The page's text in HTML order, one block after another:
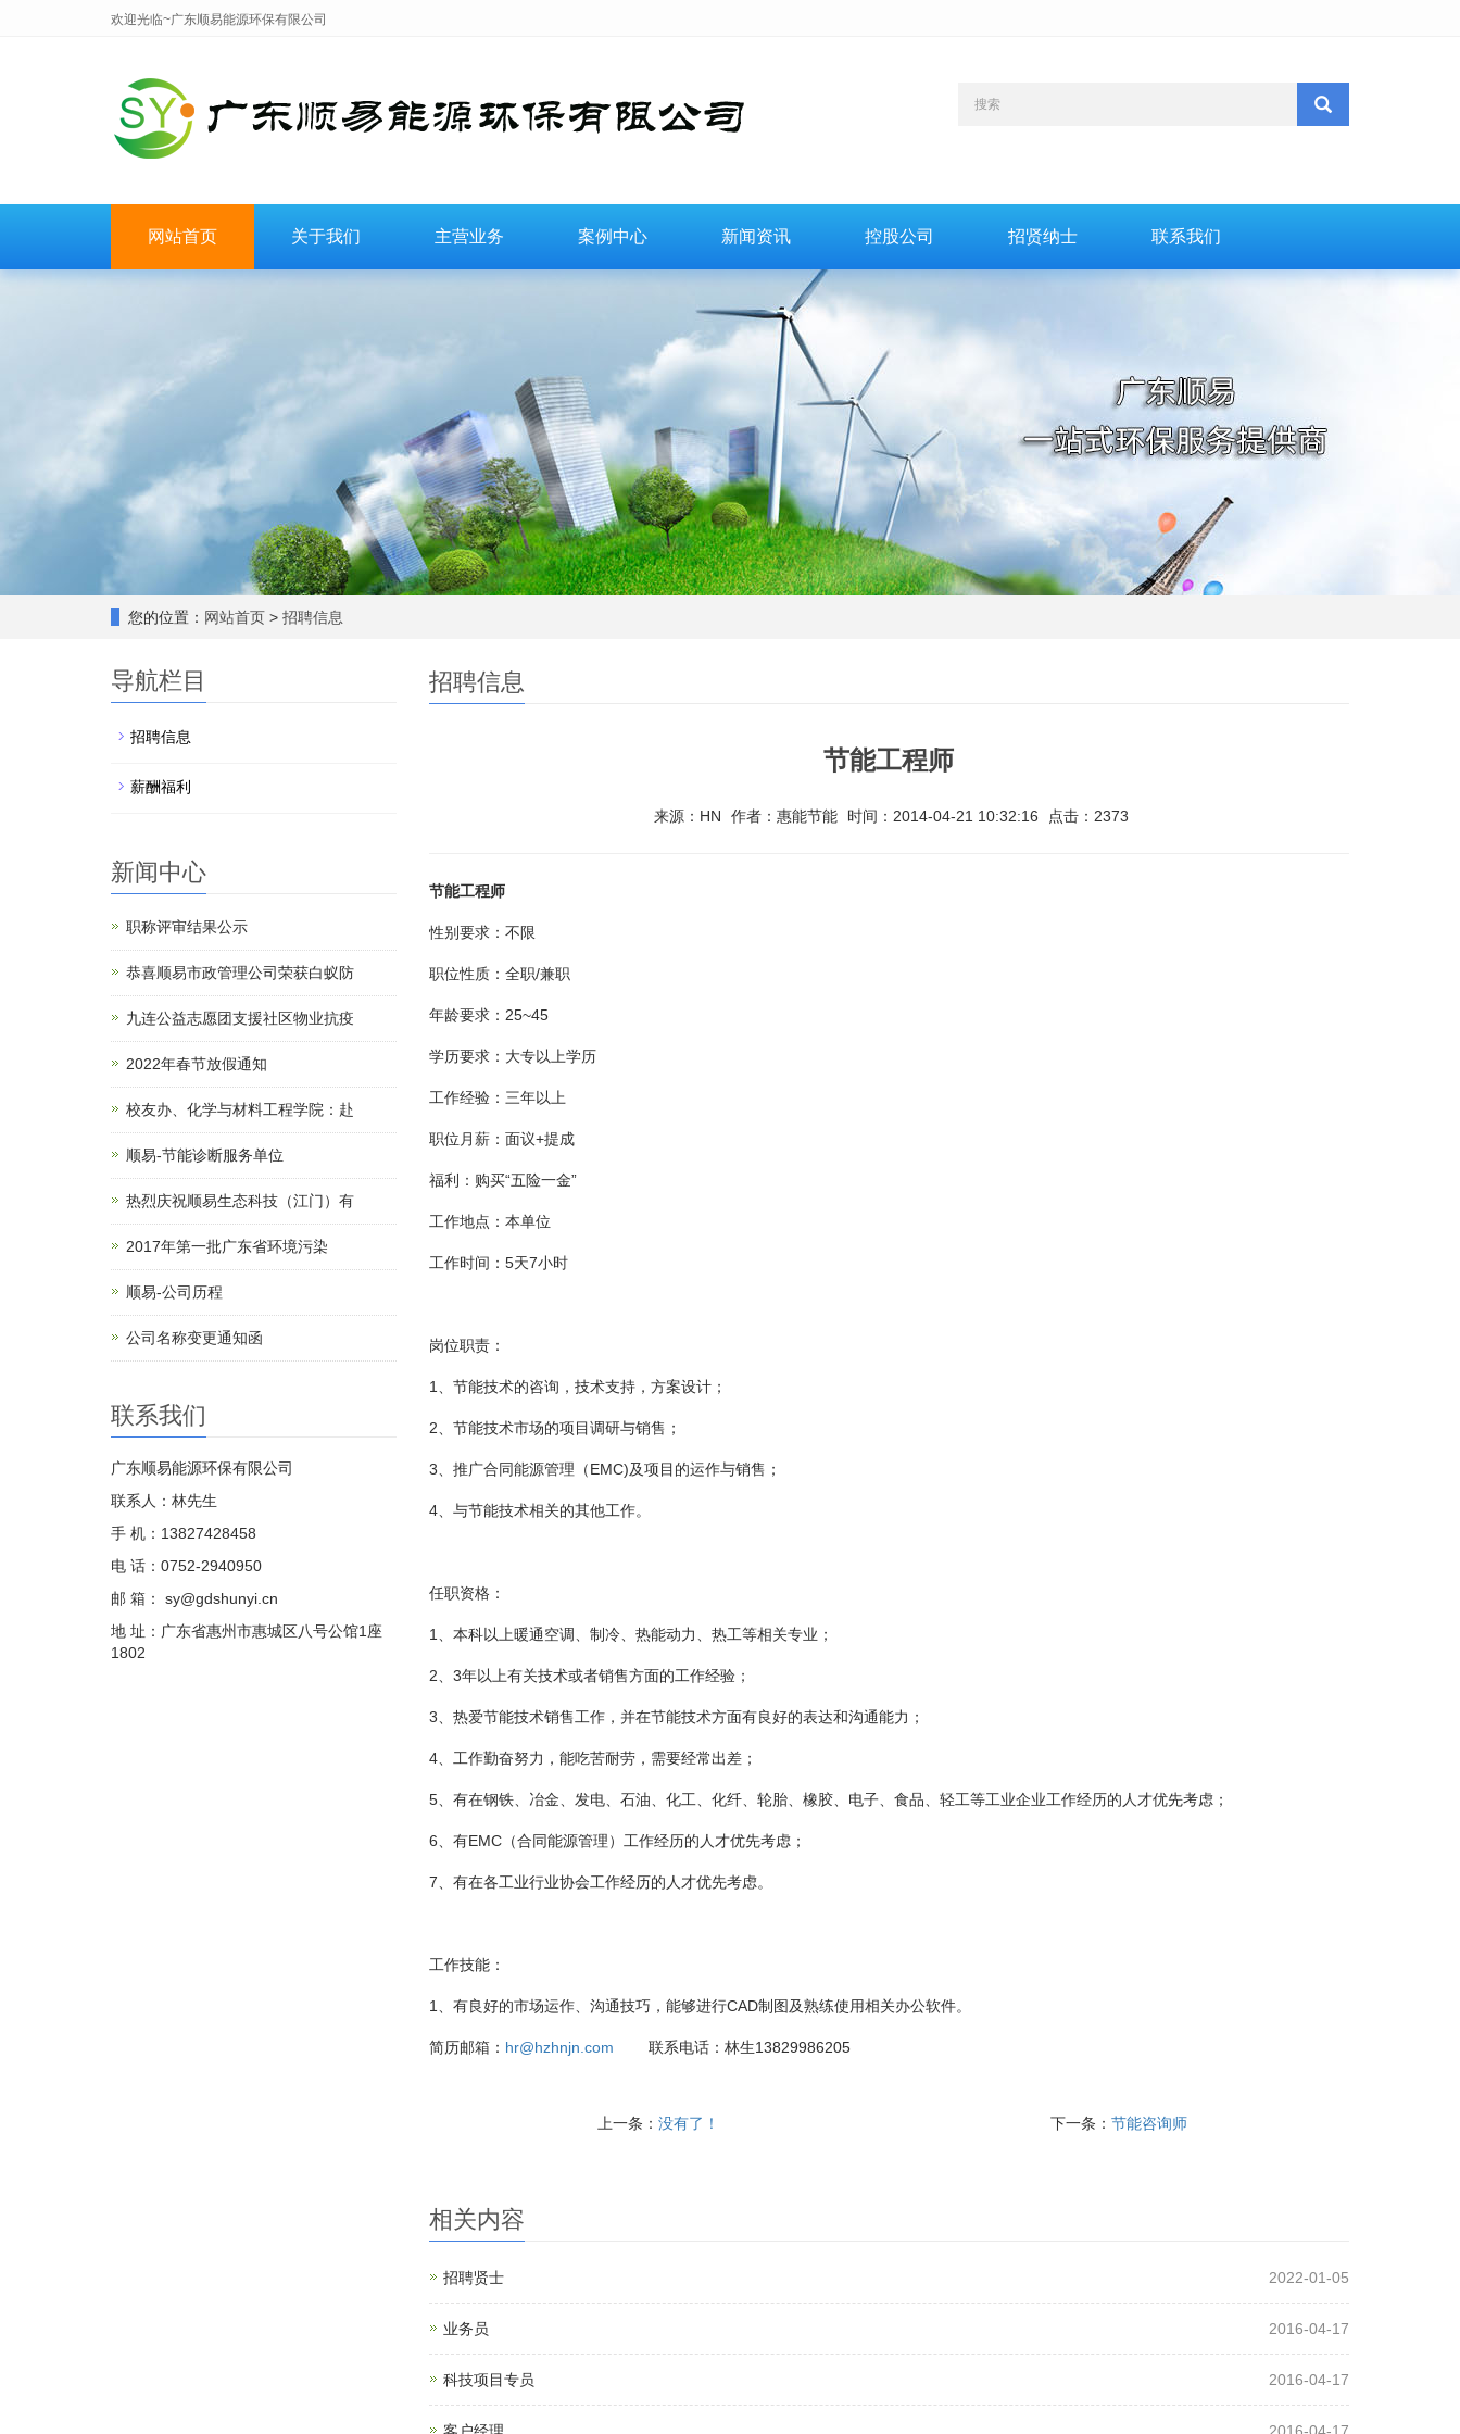
欢迎光临~广东顺易能源环保有限公司
网站首页 关于我们 主营业务 案例中心 新闻资讯 控股公司 招贤纳士 联系我们
您的位置： 网站首页 > 招聘信息
招聘信息
节能工程师
来源：HN 作者：惠能节能 时间：2014-04-21 10:32:16 点击：2373
节能工程师
性别要求：不限
职位性质：全职/兼职
年龄要求：25~45
学历要求：大专以上学历
工作经验：三年以上
职位月薪：面议+提成
福利：购买“五险一金”
工作地点：本单位
工作时间：5天7小时
岗位职责：
1、节能技术的咨询，技术支持，方案设计；
2、节能技术市场的项目调研与销售；
3、推广合同能源管理（EMC)及项目的运作与销售；
4、与节能技术相关的其他工作。
任职资格：
1、本科以上暖通空调、制冷、热能动力、热工等相关专业；
2、3年以上有关技术或者销售方面的工作经验；
3、热爱节能技术销售工作，并在节能技术方面有良好的表达和沟通能力；
4、工作勤奋努力，能吃苦耐劳，需要经常出差；
5、有在钢铁、冶金、发电、石油、化工、化纤、轮胎、橡胶、电子、食品、轻工等工业企业工作经历的人才优先考虑；
6、有EMC（合同能源管理）工作经历的人才优先考虑；
7、有在各工业行业协会工作经历的人才优先考虑。
工作技能：
1、有良好的市场运作、沟通技巧，能够进行CAD制图及熟练使用相关办公软件。
简历邮箱： hr@hzhnjn.com 联系电话：林生13829986205
上一条：没有了！ 下一条：节能咨询师
相关内容
招聘贤士 2022-01-05
业务员 2016-04-17
科技项目专员 2016-04-17
导航栏目
招聘信息
薪酬福利
新闻中心
职称评审结果公示
恭喜顺易市政管理公司荣获白蚁防
九连公益志愿团支援社区物业抗疫
2022年春节放假通知
校友办、化学与材料工程学院：赴
顺易-节能诊断服务单位
热烈庆祝顺易生态科技（江门）有
2017年第一批广东省环境污染
顺易-公司历程
公司名称变更通知函
联系我们
广东顺易能源环保有限公司
联系人：林先生
手 机：13827428458
电 话：0752-2940950
邮 箱： sy@gdshunyi.cn
地 址：广东省惠州市惠城区八号公馆1座
1802